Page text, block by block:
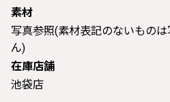
素材
写真参照(素材表記のないもの
ん)
在庫店舗
池袋店